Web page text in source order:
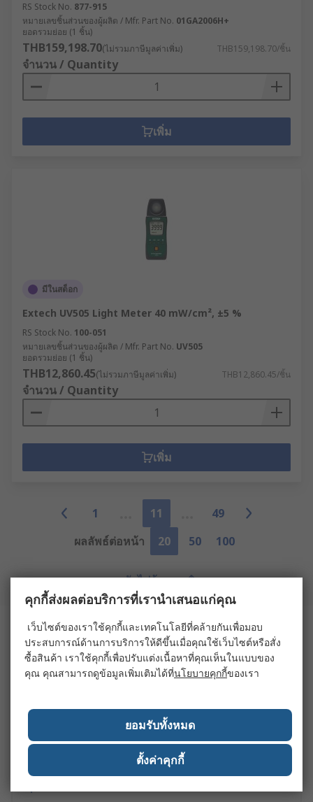
RS Stock No. 877-915
หมายเลขชิ้นส่วนของผู้ผลิต / Mfr. Part No. 01GA2006H+
ยอดรวมย่อย (1 ชิ้น)
THB159,198.70(ไม่รวมภาษีมูลค่าเพิ่ม) THB159,198.70/ชิ้น
จำนวน / Quantity
เพิ่ม
มีในสต็อก
Extech UV505 Light Meter 40 mW/cm², ±5 %
RS Stock No. 100-051
หมายเลขชิ้นส่วนของผู้ผลิต / Mfr. Part No. UV505
ยอดรวมย่อย (1 ชิ้น)
THB12,860.45(ไม่รวมภาษีมูลค่าเพิ่ม) THB12,860.45/ชิ้น
จำนวน / Quantity
เพิ่ม
1 11
49
ผลลัพธ์ต่อหน้า
20 50 100
กลับไปด้านบน
ลิงก์ที่เกี่ยวข้อง
Engineering Test & Measurement
Pressure Test & Measurement
คุกกี้ส่งผลต่อบริการที่เรานำเสนอแก่คุณ
เว็บไซต์ของเราใช้คุกกี้และเทคโนโลยีที่คล้ายกันเพื่อมอบ
ประสบการณ์ด้านการบริการให้ดีขึ้นเมื่อคุณใช้เว็บไซต์หรือสั่ง
ซื้อสินค้า เราใช้คุกกี้เพื่อปรับแต่งเนื้อหาที่คุณเห็นในแบบของ
คุณ คุณสามารถดูข้อมูลเพิ่มเติมได้ที่นโยบายคุกกี้ของเรา
ยอมรับทั้งหมด
ตั้งค่าคุกกี้